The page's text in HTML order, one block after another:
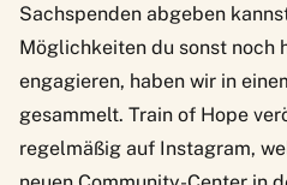
Sachspenden abgeben
Möglichkeiten du sonst noch
engagieren, haben wir in
gesammelt. Train of Hope
regelmäßig auf Instagram,